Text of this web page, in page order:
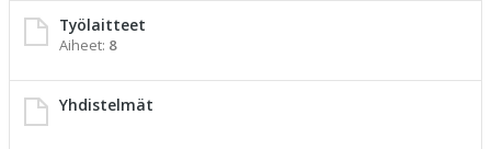
Työlaitteet
Aiheet: 8
Yhdistelmät